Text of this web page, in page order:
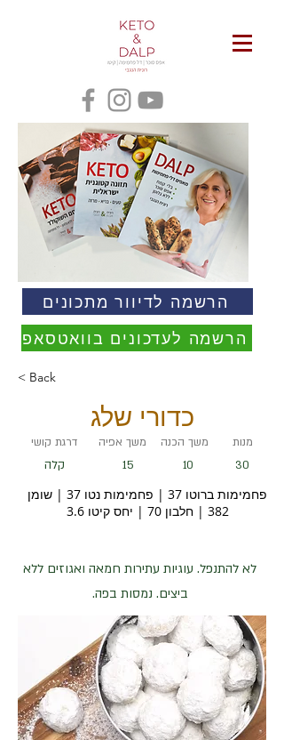
הרשמה לדיוור מתכונים
הרשמה לעדכונים בוואטסאפ
< Back
כדורי שלג
דרגת קושי
קלה
משך אפיה
15
משך הכנה
10
מנות
30
פחמימות ברוטו 37 | פחמימות נטו 37 | שומן
382 | חלבון 70 | יחס קיטו 3.6
לא להתנפל. עוגיות עתירות חמאה ואגוזים ללא
ביצים. נמסות בפה.